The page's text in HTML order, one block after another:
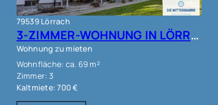
79539 Lörrach
3-ZIMMER-WOHNUNG IN LÖRRACH !!!
Wohnung zu mieten
Wohnfläche: ca. 69 m²
Zimmer: 3
Kaltmiete: 700 €